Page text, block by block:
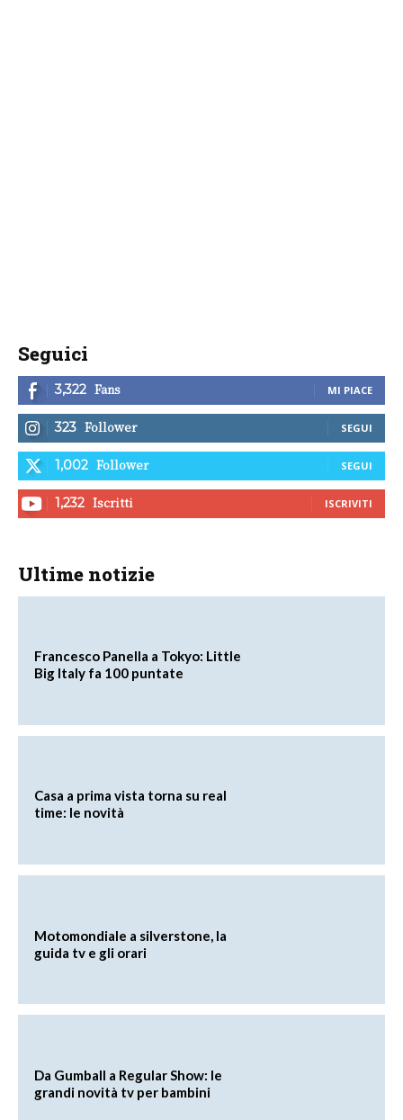
Seguici
3,322 Fans MI PIACE
323 Follower SEGUI
1,002 Follower SEGUI
1,232 Iscritti ISCRIVITI
Ultime notizie
Francesco Panella a Tokyo: Little
Big Italy fa 100 puntate
Casa a prima vista torna su real
time: le novità
Motomondiale a silverstone, la
guida tv e gli orari
Da Gumball a Regular Show: le
grandi novità tv per bambini